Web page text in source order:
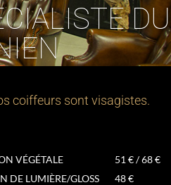
DU
coiffeurs sont visagistes.
VÉGÉTALE
51 € / 68 €
DE LUMIÈRE/GLOSS
48 €